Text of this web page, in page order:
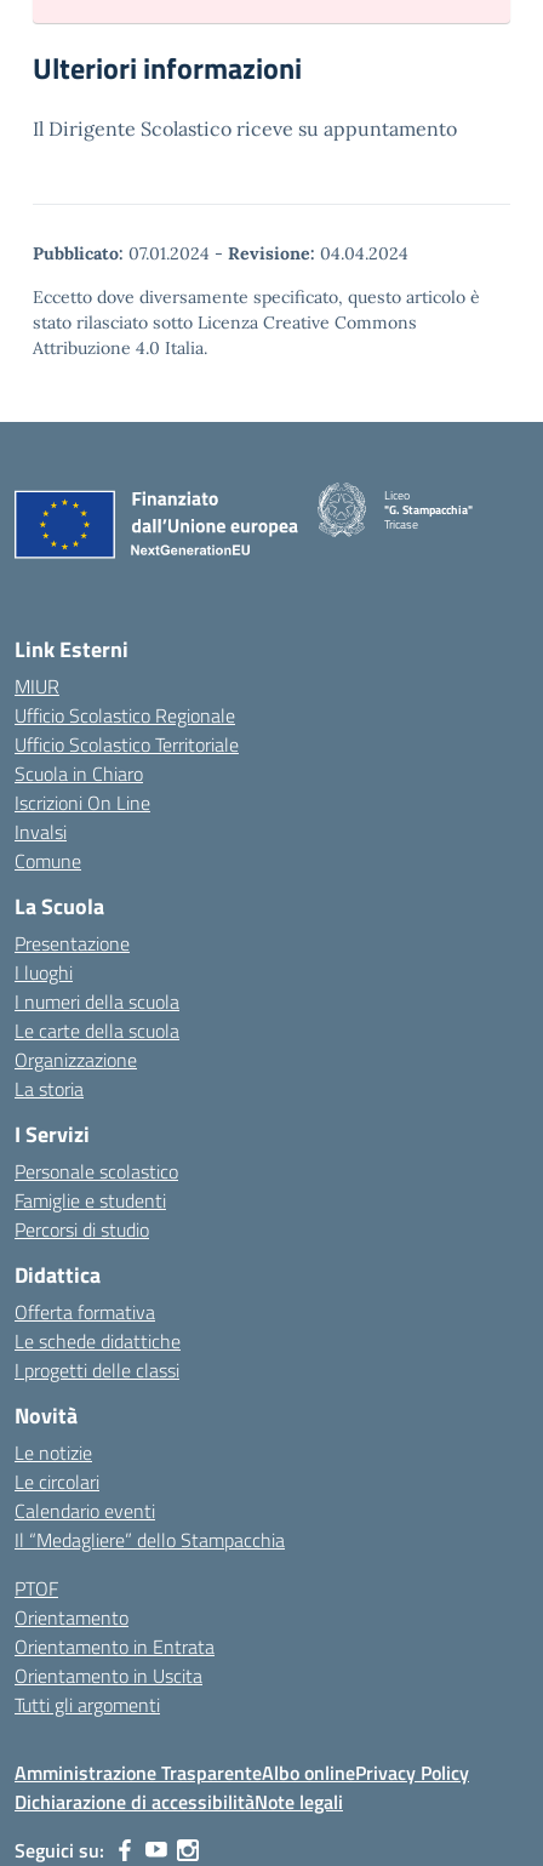
Ulteriori informazioni
Il Dirigente Scolastico riceve su appuntamento
Pubblicato: 07.01.2024 - Revisione: 04.04.2024
Eccetto dove diversamente specificato, questo articolo è
stato rilasciato sotto Licenza Creative Commons
Attribuzione 4.0 Italia.
Liceo
"G. Stampacchia"
Tricase
Link Esterni
MIUR
Ufficio Scolastico Regionale
Ufficio Scolastico Territoriale
Scuola in Chiaro
Iscrizioni On Line
Invalsi
Comune
La Scuola
Presentazione
I luoghi
I numeri della scuola
Le carte della scuola
Organizzazione
La storia
I Servizi
Personale scolastico
Famiglie e studenti
Percorsi di studio
Didattica
Offerta formativa
Le schede didattiche
I progetti delle classi
Novità
Le notizie
Le circolari
Calendario eventi
Il “Medagliere” dello Stampacchia
PTOF
Orientamento
Orientamento in Entrata
Orientamento in Uscita
Tutti gli argomenti
Amministrazione TrasparenteAlbo onlinePrivacy Policy
Dichiarazione di accessibilitàNote legali
Seguici su: